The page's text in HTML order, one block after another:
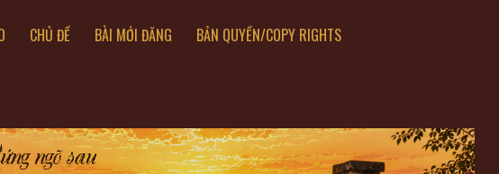
CHỦ ĐỀ BÀI MỚI ĐĂNG BẢN QUYỀN/COPY RIGHTS